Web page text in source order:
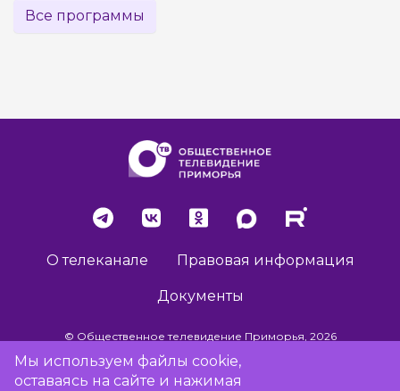
Все программы
О телеканале Правовая информация
Документы
© Общественное телевидение Приморья, 2026
Мы используем файлы cookie,
оставаясь на сайте и нажимая